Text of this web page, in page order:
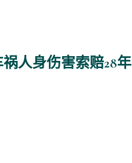
人身伤害索赔28年